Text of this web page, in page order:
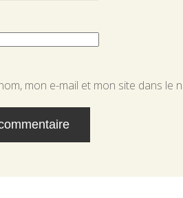
mon e-mail et mon site dans